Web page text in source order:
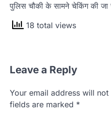
पुलिस चौकी के सामने चेकिंग की जा
18 total views
Leave a Reply
Your email address will
fields are marked *